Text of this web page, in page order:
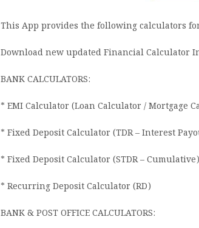
This App provides the following calculators
Download new updated Financial Calculator
BANK CALCULATORS:
* EMI Calculator (Loan Calculator / Mortgage
* Fixed Deposit Calculator (TDR – Interest
* Fixed Deposit Calculator (STDR – Cumulative)
* Recurring Deposit Calculator (RD)
BANK & POST OFFICE CALCULATORS: